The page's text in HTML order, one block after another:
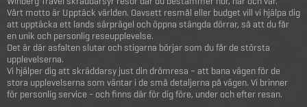
Vårt motto är Upptäck världen. Oavsett resmål eller budget vill vi hjälpa dig
att upptäcka ett lands särprägel och öppna stängda dörrar, så att du får
en unik och personlig reseupplevelse.
Det är där asfalten slutar och stigarna börjar som du får de största
upplevelserna.
Vi hjälper dig att skräddarsy just din drömresa – att bana vägen för de
stora upplevelserna som väntar i de små detaljerna på vägen. Vi brinner
för personlig service - och finns där för dig före, under och efter resan.